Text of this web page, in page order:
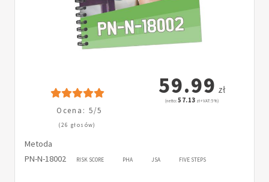
Ocena: 5/5
(26 głosów)
59.99 zł
(netto:57.13 zł + VAT: 5%)
Metoda
PN-N-18002
RISK SCORE PHA JSA FIVE STEPS